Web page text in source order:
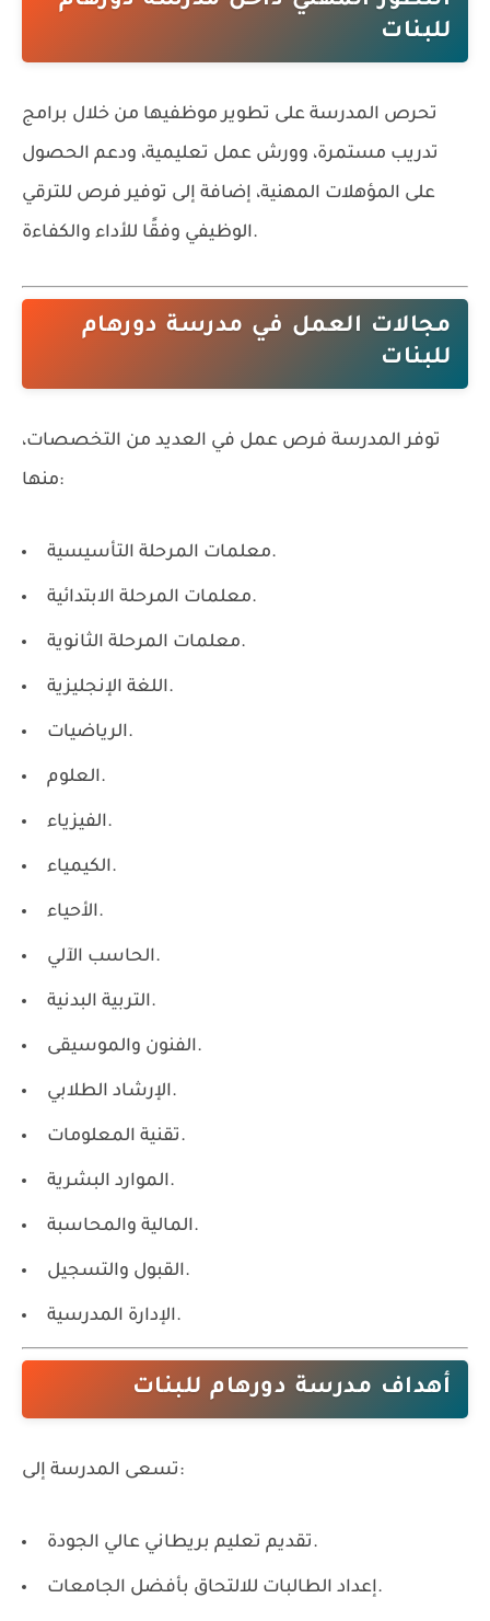
للبنات
تحرص المدرسة على تطوير موظفيها من خلال برامج
تدريب مستمرة، وورش عمل تعليمية، ودعم الحصول
على المؤهلات المهنية، إضافة إلى توفير فرص للترقي
الوظيفي وفقًا للأداء والكفاءة.
مجالات العمل في مدرسة دورهام
للبنات
توفر المدرسة فرص عمل في العديد من التخصصات،
منها:
معلمات المرحلة التأسيسية.
معلمات المرحلة الابتدائية.
معلمات المرحلة الثانوية.
اللغة الإنجليزية.
الرياضيات.
العلوم.
الفيزياء.
الكيمياء.
الأحياء.
الحاسب الآلي.
التربية البدنية.
الفنون والموسيقى.
الإرشاد الطلابي.
تقنية المعلومات.
الموارد البشرية.
المالية والمحاسبة.
القبول والتسجيل.
الإدارة المدرسية.
أهداف مدرسة دورهام للبنات
تسعى المدرسة إلى:
تقديم تعليم بريطاني عالي الجودة.
إعداد الطالبات للالتحاق بأفضل الجامعات.